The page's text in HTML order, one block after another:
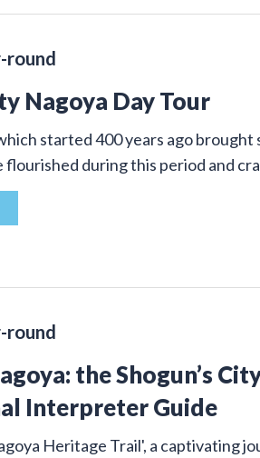
round
Nagoya Day Tour
started 400 years ago
flourished during this period and
round
the Shogun’s
Interpreter Guide
Heritage Trail', a captivating